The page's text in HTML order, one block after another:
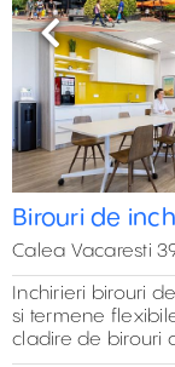
Previous
Birouri de
Calea Vacaresti
Inchirieri birouri
si termene
cladire de birouri